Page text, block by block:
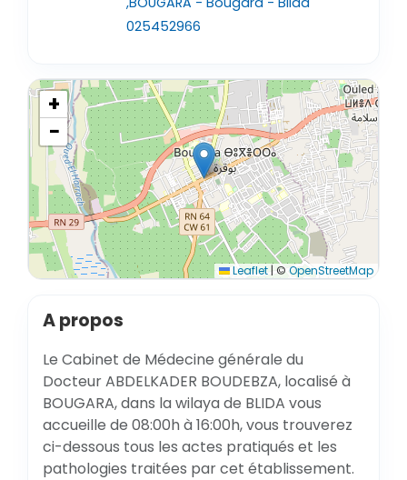
025452966
+
−
Leaflet |© OpenStreetMap
A propos
Le Cabinet de Médecine générale du
Docteur ABDELKADER BOUDEBZA, localisé à
BOUGARA, dans la wilaya de BLIDA vous
accueille de 08:00h à 16:00h, vous trouverez
ci-dessous tous les actes pratiqués et les
pathologies traitées par cet établissement.